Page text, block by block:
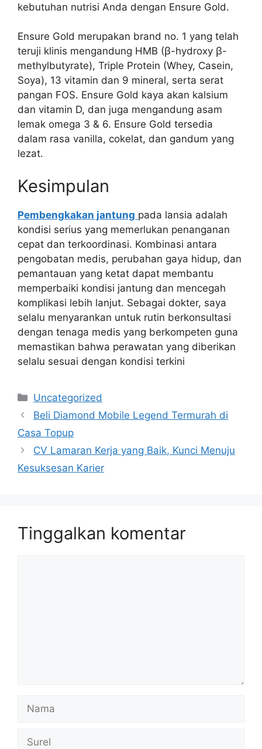
kebutuhan nutrisi Anda dengan Ensure Gold.
Ensure Gold merupakan brand no. 1 yang telah
teruji klinis mengandung HMB (ꞵ-hydroxy ꞵ-
methylbutyrate), Triple Protein (Whey, Casein,
Soya), 13 vitamin dan 9 mineral, serta serat
pangan FOS. Ensure Gold kaya akan kalsium
dan vitamin D, dan juga mengandung asam
lemak omega 3 & 6. Ensure Gold tersedia
dalam rasa vanilla, cokelat, dan gandum yang
lezat.
Kesimpulan
Pembengkakan jantung pada lansia adalah
kondisi serius yang memerlukan penanganan
cepat dan terkoordinasi. Kombinasi antara
pengobatan medis, perubahan gaya hidup, dan
pemantauan yang ketat dapat membantu
memperbaiki kondisi jantung dan mencegah
komplikasi lebih lanjut. Sebagai dokter, saya
selalu menyarankan untuk rutin berkonsultasi
dengan tenaga medis yang berkompeten guna
memastikan bahwa perawatan yang diberikan
selalu sesuai dengan kondisi terkini
Kategori
Uncategorized
Beli Diamond Mobile Legend Termurah di
Casa Topup
CV Lamaran Kerja yang Baik, Kunci Menuju
Kesuksesan Karier
Tinggalkan komentar